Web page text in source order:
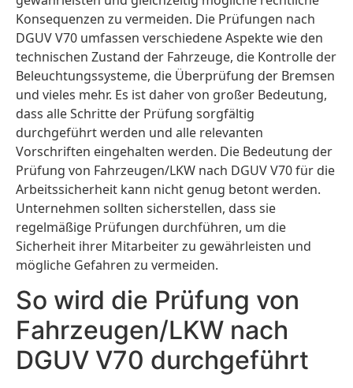
Konsequenzen zu vermeiden. Die Prüfungen nach
DGUV V70 umfassen verschiedene Aspekte wie den
technischen Zustand der Fahrzeuge, die Kontrolle der
Beleuchtungssysteme, die Überprüfung der Bremsen
und vieles mehr. Es ist daher von großer Bedeutung,
dass alle Schritte der Prüfung sorgfältig
durchgeführt werden und alle relevanten
Vorschriften eingehalten werden. Die Bedeutung der
Prüfung von Fahrzeugen/LKW nach DGUV V70 für die
Arbeitssicherheit kann nicht genug betont werden.
Unternehmen sollten sicherstellen, dass sie
regelmäßige Prüfungen durchführen, um die
Sicherheit ihrer Mitarbeiter zu gewährleisten und
mögliche Gefahren zu vermeiden.
So wird die Prüfung von
Fahrzeugen/LKW nach
DGUV V70 durchgeführt